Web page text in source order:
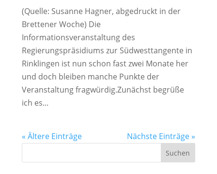
(Quelle: Susanne Hagner, abgedruckt in der
Brettener Woche) Die
Informationsveranstaltung des
Regierungspräsidiums zur Südwesttangente in
Rinklingen ist nun schon fast zwei Monate her
und doch bleiben manche Punkte der
Veranstaltung fragwürdig.Zunächst begrüße
ich es...
« Ältere Einträge Nächste Einträge »
Suchen